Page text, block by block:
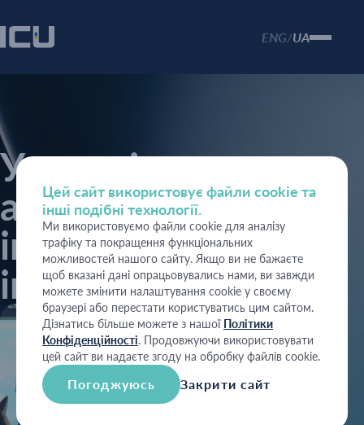
ENG/UA
Управління
активами
інституційних
інвесторів
Цей сайт використовує файли cookie та
інші подібні технології.
Ми використовуємо файли cookie для аналізу
трафіку та покращення функціональних
можливостей нашого сайту. Якщо ви не бажаєте
щоб вказані дані опрацьовувались нами, ви завжди
можете змінити налаштування cookie у своєму
браузері або перестати користуватись цим сайтом.
Дізнатись більше можете з нашої Політики
Конфіденційності. Продовжуючи використовувати
цей сайт ви надаєте згоду на обробку файлів cookie.
Погоджуюсь Закрити сайт